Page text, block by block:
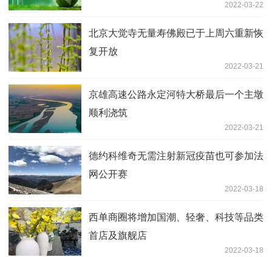
2022-03-22
北京大觉寺无量寿佛殿已于上周六重新恢
复开放
2022-03-21
京雄高速公路永定河特大桥最后一个主墩
顺利浇筑
2022-03-21
德约科维奇无需注射新冠疫苗也可参加法
网公开赛
2022-03-18
西单商圈将增加国潮、轻奢、科技等品类
首店及旗舰店
2022-03-18